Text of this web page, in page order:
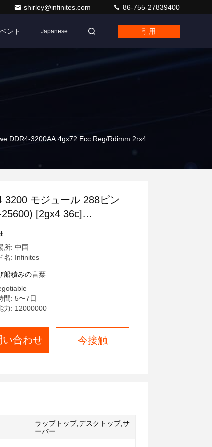
shirley@infinites.com 86-755-27839400
ント Japanese 引用
DDR4-3200AA 4gx72 Ecc Reg/Rdimm 2rx4
3200 モジュール 288ピン
[2gx4 36c]
Cwe DDR4-
4gx72 Ecc Reg/Rdimm
所: 中国
名: Infinites
船積みの言葉
間: 5〜7日
力: 12000000
い合わせ 今接触
ラップトップ,デスクトップ,サ
ーバー